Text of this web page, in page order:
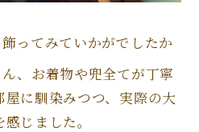
ってみていかがでしたか
、お着物や兜全てが丁寧
に馴染みつつ、実際の大
じました。